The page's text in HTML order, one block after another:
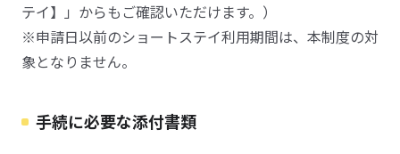
テイ】」からもご確認いただけます。）
※申請日以前のショートステイ利用期間は、本制度の対
象となりません。
手続に必要な添付書類